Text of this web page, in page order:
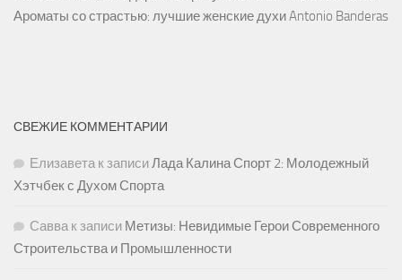
Ароматы со страстью: лучшие женские духи Antonio Banderas
СВЕЖИЕ КОММЕНТАРИИ
Елизаветак записиЛада Калина Спорт 2: Молодежный
Хэтчбек с Духом Спорта
Саввак записи Метизы: Невидимые Герои Современного
Строительства и Промышленности